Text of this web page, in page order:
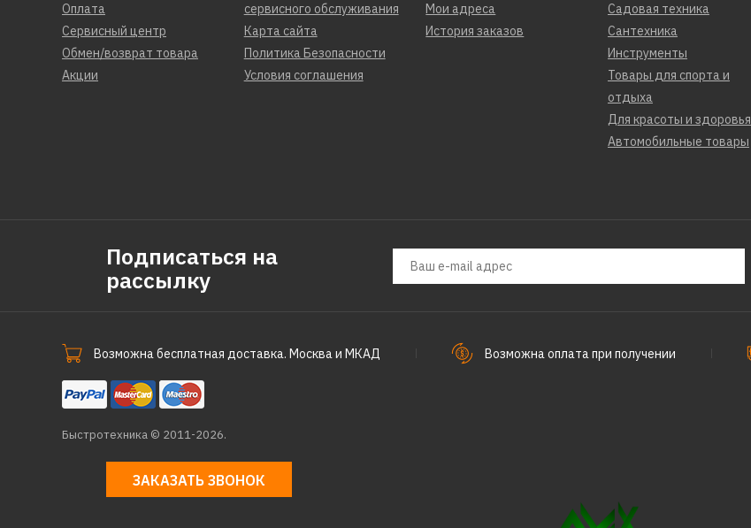
Оплата
Сервисный центр
Обмен/возврат товара
Акции
сервисного обслуживания
Карта сайта
Политика Безопасности
Условия соглашения
Мои адреса
История заказов
Садовая техника
Сантехника
Инструменты
Товары для спорта и
отдыха
Для красоты и здоровья
Автомобильные товары
Подписаться на
рассылку
Возможна бесплатная доставка. Москва и МКАД Возможна оплата при получении
Быстротехника © 2011-2026.
ЗАКАЗАТЬ ЗВОНОК